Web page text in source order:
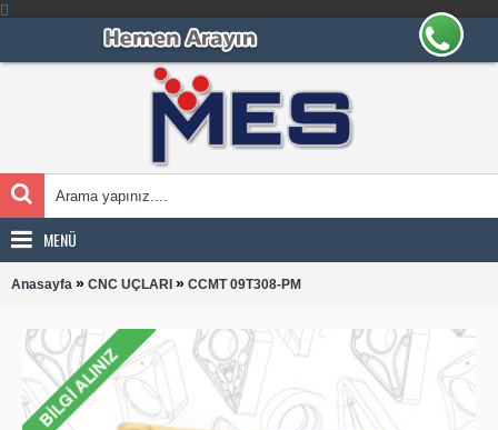
MENÜ
Anasayfa » CNC UÇLARI » CCMT 09T308-PM